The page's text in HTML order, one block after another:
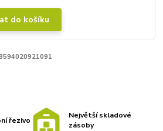
do košíku
řezivo
Největší skladové
zásoby